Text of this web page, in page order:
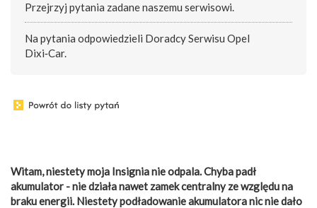
Przejrzyj pytania zadane naszemu serwisowi.
Na pytania odpowiedzieli Doradcy Serwisu Opel
Dixi‑Car.
Witam, niestety moja Insignia nie odpala. Chyba padł
akumulator - nie działa nawet zamek centralny ze względu na
braku energii. Niestety podładowanie akumulatora nic nie dało